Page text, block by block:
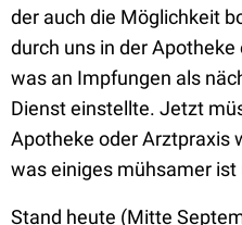
der auch die Möglichkeit
durch uns in der
was an Impfungen als
Dienst einstellte. Jetzt
Apotheke oder Arztpraxis
was einiges mühsamer ist
Stand heute (Mitte